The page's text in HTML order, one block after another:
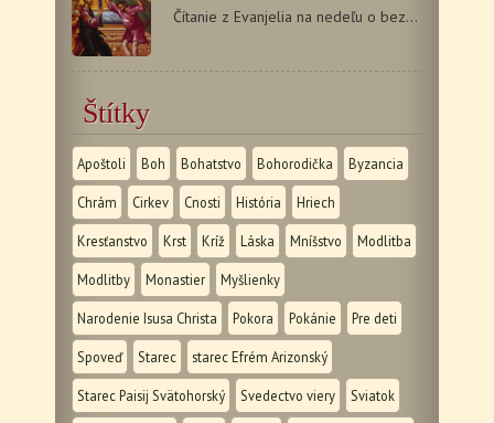
Čítanie z Evanjelia na nedeľu o bezvládnom Jn 5, 1 –…
Štítky
Apoštoli Boh Bohatstvo Bohorodička Byzancia
Chrám Cirkev Cnosti História Hriech
Kresťanstvo Krst Kríž Láska Mníšstvo Modlitba
Modlitby Monastier Myšlienky
Narodenie Isusa Christa Pokora Pokánie Pre deti
Spoveď Starec starec Efrém Arizonský
Starec Paisij Svätohorský Svedectvo viery Sviatok